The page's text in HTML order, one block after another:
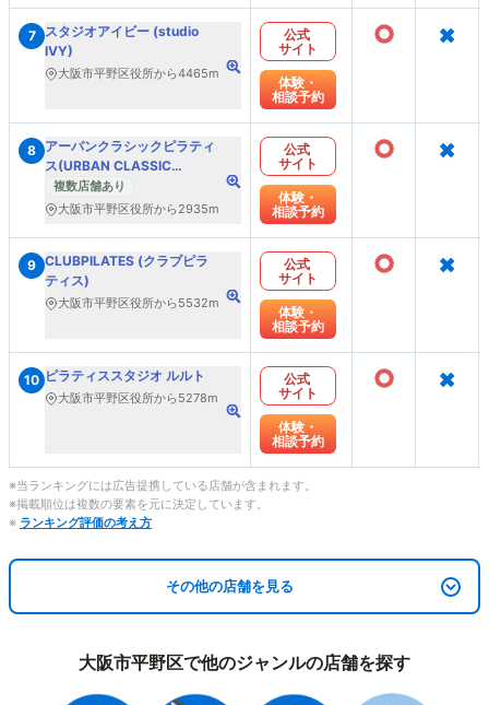
7
スタジオアイビー (studio
IVY)
大阪市平野区役所から4465m
公式
サイト
体験・
相談予約
○ ×
8 アーバンクラシックピラティ
ス(URBAN CLASSIC
PILATES)
複数店舗あり
大阪市平野区役所から2935m
公式
サイト
体験・
相談予約
○ ×
9 CLUBPILATES (クラブピラ
ティス)
大阪市平野区役所から5532m
公式
サイト
体験・
相談予約
○ ×
10 ピラティススタジオ ルルト
大阪市平野区役所から5278m
公式
サイト
体験・
相談予約
○ ×
※当ランキングには広告提携している店舗が含まれます。
※掲載順位は複数の要素を元に決定しています。
※ ランキング評価の考え方
その他の店舗を見る
大阪市平野区で他のジャンルの店舗を探す